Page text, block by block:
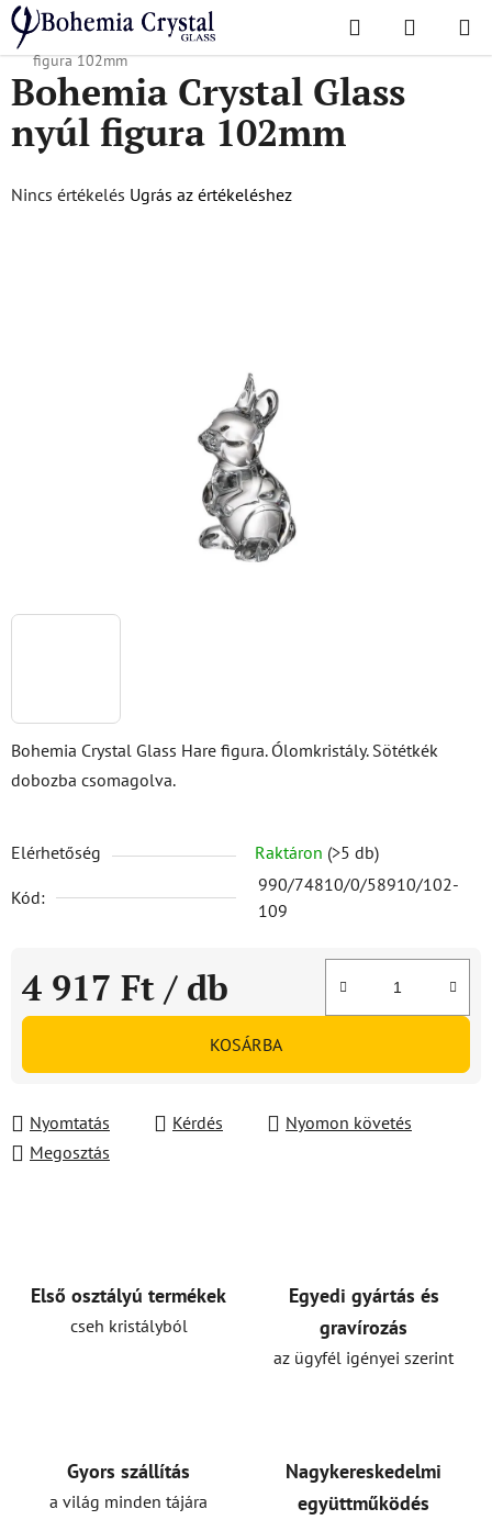
Ugrás
fő
tartalomhoz
Keresés KOSÁR
Kezdőlap
/ Kiegészítők Kristályfigurák
Bohemia Crystal Glass nyúl
figura 102mm
Bohemia Crystal Glass Hare figura. Ólomkristály. Sötétkék
dobozba csomagolva.
Elérhetőség Raktáron (>5 db)
Kód:
990/74810/0/58910/102-
109
4 917 Ft / db
Egységár:
KOSÁRBA
Nyomtatás Kérdés
Nyomon követés
Megosztás
Bohemia Crystal Glass
nyúl figura 102mm
A
Nincs értékelés Ugrás az értékeléshez
Első osztályú termékek
cseh kristályból
Egyedi gyártás és
gravírozás
az ügyfél igényei szerint
Gyors szállítás
a világ minden tájára
Nagykereskedelmi
együttműködés